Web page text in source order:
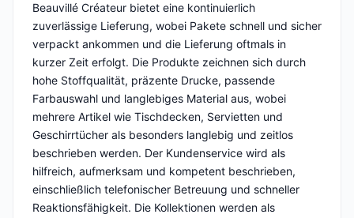
Beauvillé Créateur bietet eine kontinuierlich
zuverlässige Lieferung, wobei Pakete schnell und sicher
verpackt ankommen und die Lieferung oftmals in
kurzer Zeit erfolgt. Die Produkte zeichnen sich durch
hohe Stoffqualität, präzente Drucke, passende
Farbauswahl und langlebiges Material aus, wobei
mehrere Artikel wie Tischdecken, Servietten und
Geschirrtücher als besonders langlebig und zeitlos
beschrieben werden. Der Kundenservice wird als
hilfreich, aufmerksam und kompetent beschrieben,
einschließlich telefonischer Betreuung und schneller
Reaktionsfähigkeit. Die Kollektionen werden als